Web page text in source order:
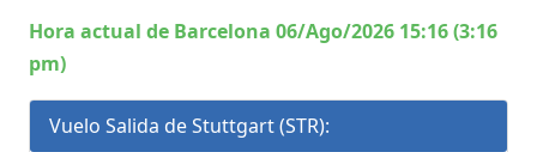
Hora actual de Barcelona 06/Ago/2026 15:16 (3:16
pm)
Vuelo Salida de Stuttgart (STR):